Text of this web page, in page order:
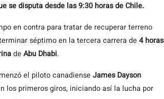
se disputa desde las 9:30 horas de Chile.
en contra para tratar de recuperar terreno
séptimo en la tercera carrera de 4 horas
de Abu Dhabi.
el piloto canadiense James Dayson
los primeros giros, iniciando así la lucha por